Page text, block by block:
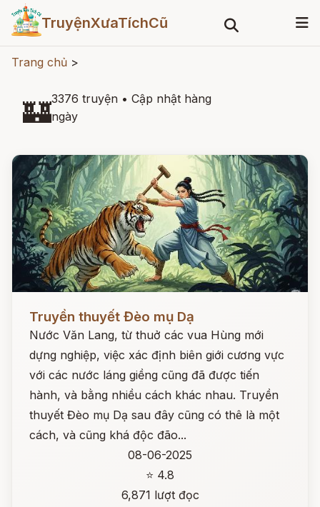
TruyệnXưaTíchCũ
Trang chủ >
🏰3376 truyện • Cập nhật hàng
ngày
Đọc ngay
Truyền thuyết Đèo mụ Dạ
Nước Văn Lang, từ thuở các vua Hùng mới
dựng nghiệp, việc xác định biên giới cương vực
với các nước láng giềng cũng đã được tiến
hành, và bằng nhiều cách khác nhau. Truyền
thuyết Đèo mụ Dạ sau đây cũng có thê là một
cách, và cũng khá độc đão...
08-06-2025
⭐ 4.8
6,871 lượt đọc